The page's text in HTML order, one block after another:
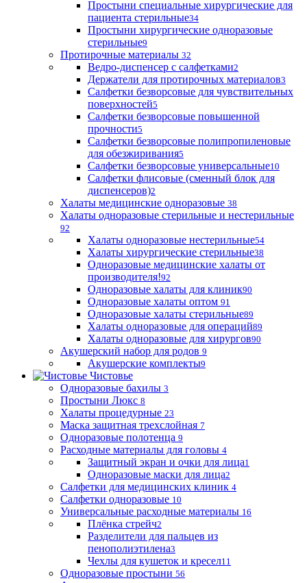
Простыни специальные хирургические для
пациента стерильные34
Простыни хирургические одноразовые
стерильные9
Протирочные материалы 32
Ведро-диспенсер с салфетками2
Держатели для протирочных материалов3
Салфетки безворсовые для чувствительных
поверхностей5
Салфетки безворсовые повышенной
прочности5
Салфетки безворсовые полипропиленовые
для обезжиривания5
Салфетки безворсовые универсальные10
Салфетки флисовые (сменный блок для
диспенсеров)2
Халаты медицинские одноразовые 38
Халаты одноразовые стерильные и нестерильные
92
Халаты одноразовые нестерильные54
Халаты хирургические стерильные38
Одноразовые медицинские халаты от
производителя!92
Одноразовые халаты для клиник90
Одноразовые халаты оптом 91
Одноразовые халаты стерильные89
Халаты одноразовые для операций89
Халаты одноразовые для хирургов90
Акушерский набор для родов 9
Акушерские комплекты9
Чистовье
Одноразовые бахилы 3
Простыни Люкс 8
Халаты процедурные 23
Маска защитная трехслойная 7
Одноразовые полотенца 9
Расходные материалы для головы 4
Защитный экран и очки для лица1
Одноразовые маски для лица2
Салфетки для медицинских клиник 4
Салфетки одноразовые 10
Универсальные расходные материалы 16
Плёнка стрейч2
Разделители для пальцев из
пенополиэтилена3
Чехлы для кушеток и кресел11
Одноразовые простыни 56